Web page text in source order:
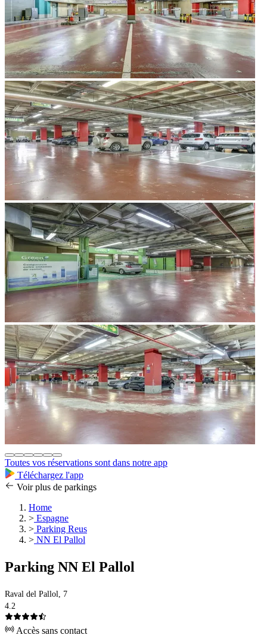
Toutes vos réservations sont dans notre app
Téléchargez l'app
Voir plus de parkings
Home
> Espagne
> Parking Reus
> NN El Pallol
Parking NN El Pallol
Raval del Pallol, 7
4.2
Accès sans contact